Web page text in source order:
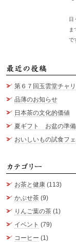
日
ま
で
第６７回玉雲堂チャ
品薄のお知らせ
日本茶の文化的価値
夏ギフト お盆の準備
おいしいもの試食フ
お茶と健康 (113)
かぶせ茶 (9)
りんご葉の茶 (1)
イベント (79)
コーヒー (1)